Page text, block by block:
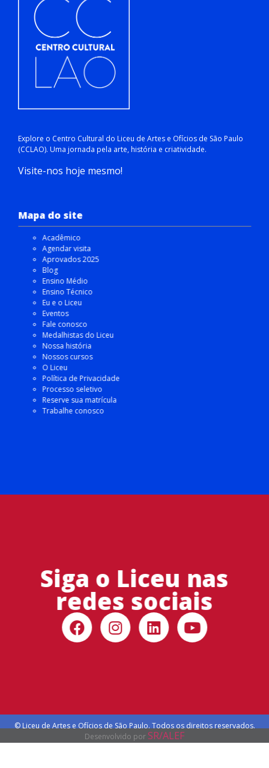
Explore o Centro Cultural do Liceu de Artes e Ofícios de São Paulo
(CCLAO). Uma jornada pela arte, história e criatividade.
Visite-nos hoje mesmo!
Mapa do site
Acadêmico
Agendar visita
Aprovados 2025
Blog
Ensino Médio
Ensino Técnico
Eu e o Liceu
Eventos
Fale conosco
Medalhistas do Liceu
Nossa história
Nossos cursos
O Liceu
Política de Privacidade
Processo seletivo
Reserve sua matrícula
Trabalhe conosco
Siga o Liceu nas
redes sociais
© Liceu de Artes e Ofícios de São Paulo. Todos os direitos reservados.
Desenvolvido por SR/ALEF